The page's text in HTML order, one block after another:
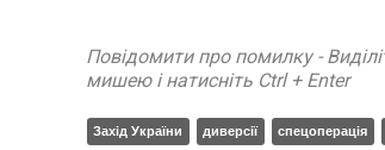
Повідомити про помилку -
мишею і натисніть Ctrl + Enter
Захід України диверсії спецоперація